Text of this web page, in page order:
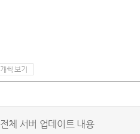
씩 보기
체 서버 업데이트 내용